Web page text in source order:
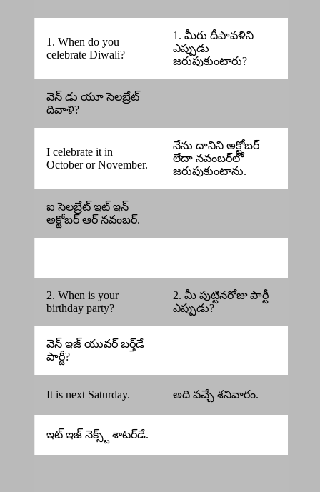
1. When do you
celebrate Diwali?
1. మీరు దీపావళిని
ఎప్పుడు
జరుపుకుంటారు?
వెన్ డు యూ సెలబ్రేట్
దివాళి?
I celebrate it in
October or November.
నేను దానిని అక్టోబర్
లేదా నవంబర్‌లో
జరుపుకుంటాను.
ఐ సెలబ్రేట్ ఇట్ ఇన్
అక్టోబర్ ఆర్ నవంబర్.
2. When is your
birthday party?
2. మీ పుట్టినరోజు పార్టీ
ఎప్పుడు?
వెన్ ఇజ్ యువర్ బర్త్‌డే
పార్టీ?
It is next Saturday. అది వచ్చే శనివారం.
ఇట్ ఇజ్ నెక్స్ట్ శాటర్‌డే.